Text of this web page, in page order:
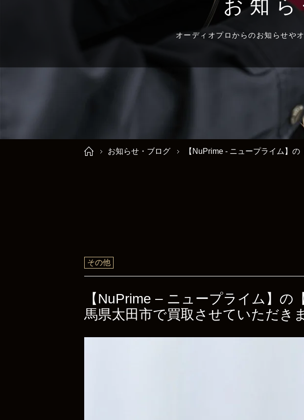
お知
オーディオプロからのお知らせや
お知らせ・ブログ 【NuPrime - ニュープライム】の
その他
【NuPrime – ニュープライム】
馬県太田市で買取させていただき